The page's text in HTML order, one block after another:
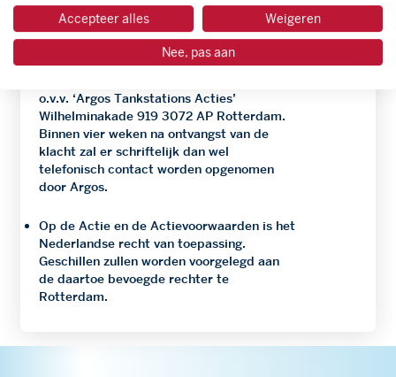
Argos doen ontstaan.
Vragen en klachten met betrekking tot de
Actie kunnen schriftelijk kenbaar worden
o.v.v. ‘Argos Tankstations Acties’
Wilhelminakade 919 3072 AP Rotterdam.
Binnen vier weken na ontvangst van de
klacht zal er schriftelijk dan wel
telefonisch contact worden opgenomen
door Argos.
Op de Actie en de Actievoorwaarden is het
Nederlandse recht van toepassing.
Geschillen zullen worden voorgelegd aan
de daartoe bevoegde rechter te
Rotterdam.
Accepteer alles Weigeren
Nee, pas aan